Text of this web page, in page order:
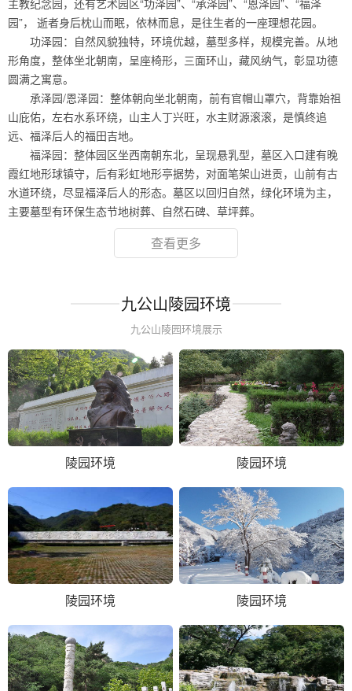
园”， 逝者身后枕山而眠，依林而息，是往生者的一座理想花园。
功泽园：自然风貌独特，环境优越，墓型多样，规模完善。从地
形角度，整体坐北朝南，呈座椅形，三面环山，藏风纳气，彰显功德
圆满之寓意。
承泽园/恩泽园：整体朝向坐北朝南，前有官帽山罩穴，背靠始祖
山庇佑，左右水系环绕，山主人丁兴旺，水主财源滚滚，是慎终追
远、福泽后人的福田吉地。
福泽园：整体园区坐西南朝东北，呈现悬乳型，墓区入口建有晚
霞红地形球镇守，后有彩虹地形亭据势，对面笔架山进贡，山前有古
水道环绕，尽显福泽后人的形态。墓区以回归自然，绿化环境为主，
主要墓型有环保生态节地树葬、自然石碑、草坪葬。
查看更多
九公山陵园环境
九公山陵园环境展示
陵园环境 陵园环境
陵园环境 陵园环境